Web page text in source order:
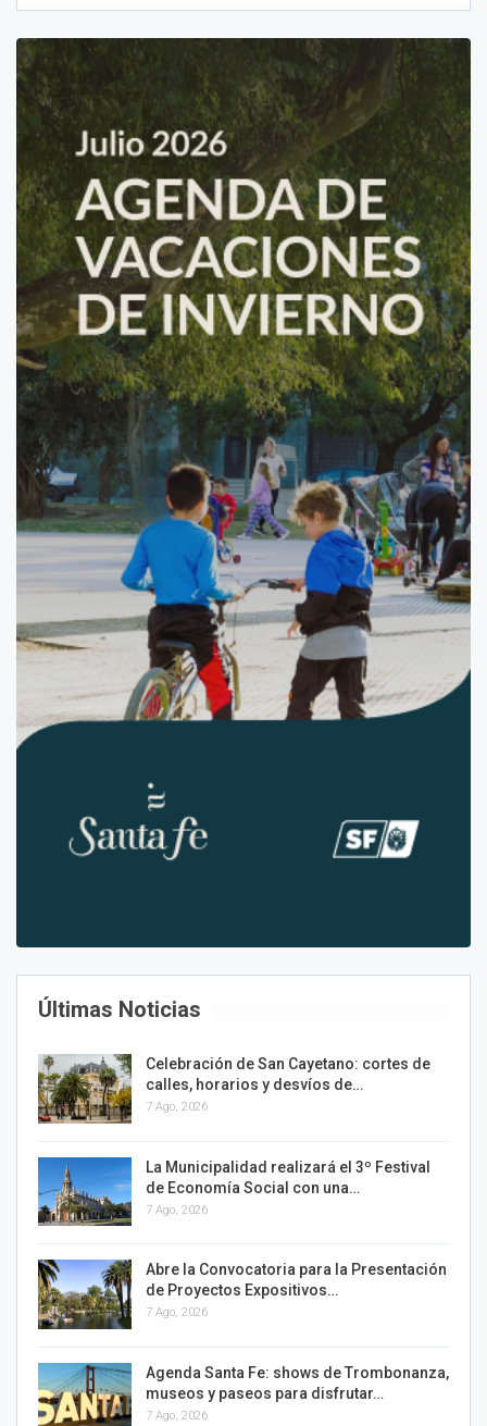
Últimas Noticias
Celebración de San Cayetano: cortes de
calles, horarios y desvíos de…
7 Ago, 2026
La Municipalidad realizará el 3º Festival
de Economía Social con una…
7 Ago, 2026
Abre la Convocatoria para la Presentación
de Proyectos Expositivos…
7 Ago, 2026
Agenda Santa Fe: shows de Trombonanza,
museos y paseos para disfrutar…
7 Ago, 2026